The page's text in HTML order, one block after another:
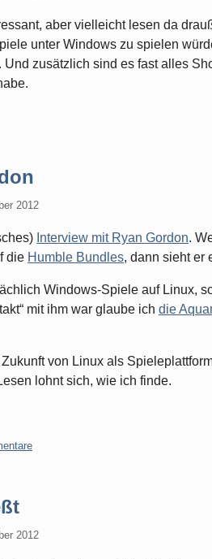
aber vielleicht lesen da
unter Windows zu spielen
zusätzlich sind es fast alles
2012
Interview mit Ryan Gordon.
die Humble Bundles, dann sieht er
Windows-Spiele auf Linux,
mit ihm war glaube ich die
von Linux als
lohnt sich, wie ich finde.
2012